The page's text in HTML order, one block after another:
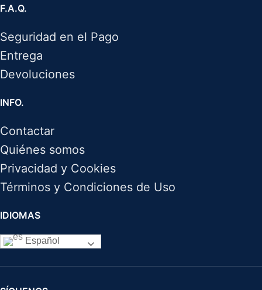
F.A.Q.
Seguridad en el Pago
Entrega
Devoluciones
INFO.
Contactar
Quiénes somos
Privacidad y Cookies
Términos y Condiciones de Uso
IDIOMAS
Español